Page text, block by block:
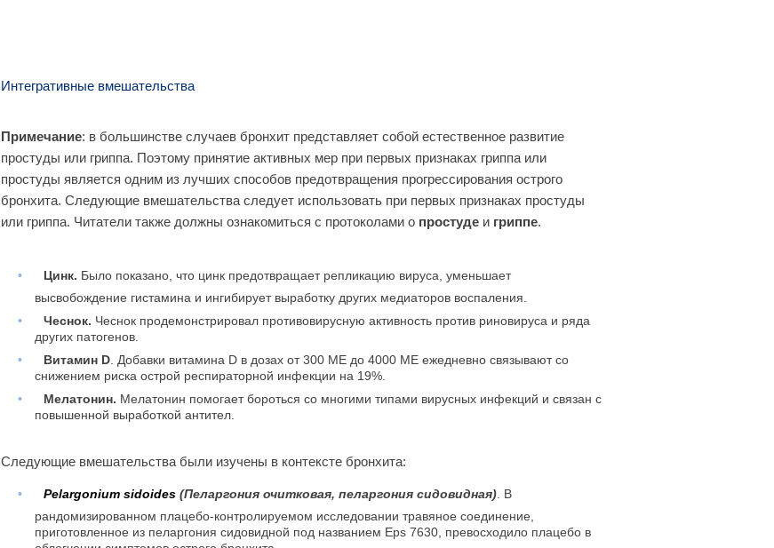
Интегративные вмешательства
Примечание: в большинстве случаев бронхит представляет собой естественное развитие
простуды или гриппа. Поэтому принятие активных мер при первых признаках гриппа или
простуды является одним из лучших способов предотвращения прогрессирования острого
бронхита. Следующие вмешательства следует использовать при первых признаках простуды
или гриппа. Читатели также должны ознакомиться с протоколами о простуде и гриппе.
• Цинк. Было показано, что цинк предотвращает репликацию вируса, уменьшает
высвобождение гистамина и ингибирует выработку других медиаторов воспаления.
•
Чеснок. Чеснок продемонстрировал противовирусную активность против риновируса и ряда
других патогенов.
•
Витамин D Добавки витамина D в дозах от 300 МЕ до 4000 МЕ ежедневно связывают со
снижением риска острой респираторной инфекции на 19%.
•
Мелатонин. Мелатонин помогает бороться со многими типами вирусных инфекций и связан с
повышенной выработкой антител.
Следующие вмешательства были изучены в контексте бронхита:
• Pelargonium sidoides (Пеларгония очитковая, пеларгония сидовидная) В
рандомизированном плацебо-контролируемом исследовании травяное соединение,
приготовленное из пеларгония сидовидной под названием Eps 7630, превосходило плацебо в